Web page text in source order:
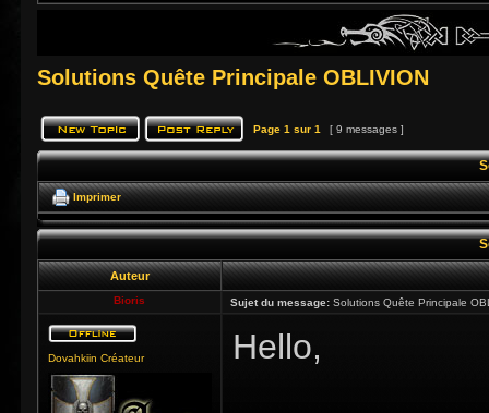
Solutions Quête Principale OBLIVION
Page 1 sur 1 [ 9 messages ]
Imprimer
Auteur
Bioris Sujet du message: Solutions Quête Principale
Dovahkiin Créateur Hello,